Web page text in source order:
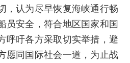
，认为尽早恢复海峡通行畅
员安全，符合地区国家和国
呼吁各方采取切实举措，避
愿同国际社会一道，为止战